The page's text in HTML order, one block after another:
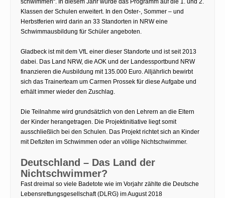
schwimmen“. In diesem Jahr wurde das Programm auf die 1. und 2.
Klassen der Schulen erweitert. In den Oster-, Sommer – und
Herbstferien wird darin an 33 Standorten in NRW eine
Schwimmausbildung für Schüler angeboten.
Gladbeck ist mit dem VfL einer dieser Standorte und ist seit 2013
dabei. Das Land NRW, die AOK und der Landessportbund NRW
finanzieren die Ausbildung mit 135.000 Euro. Alljährlich bewirbt
sich das Trainerteam um Carmen Prossek für diese Aufgabe und
erhält immer wieder den Zuschlag.
Die Teilnahme wird grundsätzlich von den Lehrern an die Eltern
der Kinder herangetragen. Die Projektinitiative liegt somit
ausschließlich bei den Schulen. Das Projekt richtet sich an Kinder
mit Defiziten im Schwimmen oder an völlige Nichtschwimmer.
Deutschland – Das Land der
Nichtschwimmer?
Fast dreimal so viele Badetote wie im Vorjahr zählte die Deutsche
Lebensrettungsgesellschaft (DLRG) im August 2018